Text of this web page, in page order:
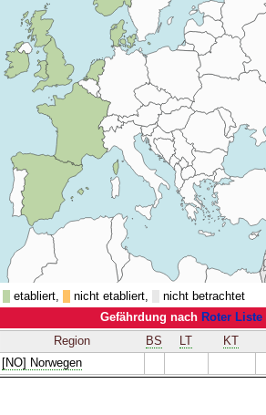
etabliert, nicht etabliert,
nicht betrachtet
Gefährdung nach Roter Liste
Region
BS LT KT
[NO] Norwegen